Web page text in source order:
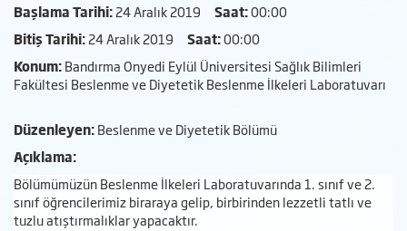
Başlama Tarihi:24 Aralık 2019 Saat:00:00
Bitiş Tarihi:24 Aralık 2019 Saat:00:00
Konum:Bandırma Onyedi Eylül Üniversitesi Sağlık Bilimleri
Fakültesi Beslenme ve Diyetetik Beslenme İlkeleri Laboratuvarı
Düzenleyen:Beslenme ve Diyetetik Bölümü
Açıklama:
Bölümümüzün Beslenme İlkeleri Laboratuvarında 1. sınıf ve 2.
sınıf öğrencilerimiz biraraya gelip, birbirinden lezzetli tatlı ve
tuzlu atıştırmalıklar yapacaktır.